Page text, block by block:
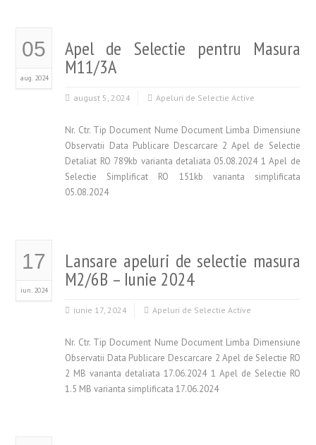
05
aug. 2024
Apel de Selectie pentru Masura
M11/3A
august 5, 2024 Apeluri de Selectie Active
Nr. Ctr. Tip Document Nume Document Limba Dimensiune
Observatii Data Publicare Descarcare 2 Apel de Selectie
Detaliat RO 789kb varianta detaliata 05.08.2024 1 Apel de
Selectie Simplificat RO 151kb varianta simplificata
05.08.2024
17
iun. 2024
Lansare apeluri de selectie masura
M2/6B – Iunie 2024
iunie 17, 2024 Apeluri de Selectie Active
Nr. Ctr. Tip Document Nume Document Limba Dimensiune
Observatii Data Publicare Descarcare 2 Apel de Selectie RO
2 MB varianta detaliata 17.06.2024 1 Apel de Selectie RO
1.5 MB varianta simplificata 17.06.2024